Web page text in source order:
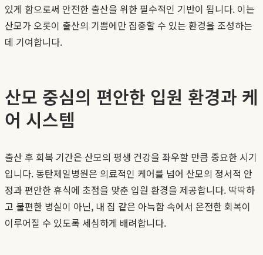
있게 함으로써 안전한 출산을 위한 필수적인 기반이 됩니다. 이는
산모가 오롯이 출산의 기쁨에만 집중할 수 있는 환경을 조성하는
데 기여합니다.
산모 중심의 편안한 입원 환경과 케
어 시스템
출산 후 회복 기간은 산모의 평생 건강을 좌우할 만큼 중요한 시기
입니다. 동탄제일병원은 의료적인 케어를 넘어 산모의 정서적 안
정과 편안한 휴식에 초점을 맞춘 입원 환경을 제공합니다. 딱딱하
고 불편한 병실이 아닌, 내 집 같은 아늑함 속에서 온전한 회복이
이루어질 수 있도록 세심하게 배려합니다.